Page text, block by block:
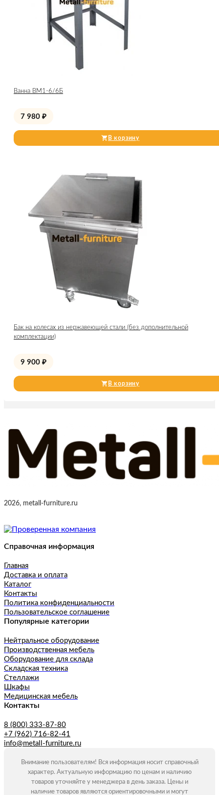
Ванна ВМ1-6/6Б
7 980 ₽
В корзину
Бак на колесах из нержавеющей стали (без дополнительной
комплектации)
9 900 ₽
В корзину
2026, metall-furniture.ru
Справочная информация
Главная
Доставка и оплата
Каталог
Контакты
Политика конфиденциальности
Пользовательское соглашение
Популярные категории
Нейтральное оборудование
Производственная мебель
Оборудование для склада
Складская техника
Стеллажи
Шкафы
Медицинская мебель
Контакты
8 (800) 333-87-80
+7 (962) 716-82-41
info@metall-furniture.ru
Внимание пользователям! Вся информация носит справочный
характер. Актуальную информацию по ценам и наличию
товаров уточняйте у менеджера в день заказа. Цены и
наличие товаров являются ориентировочными и могут